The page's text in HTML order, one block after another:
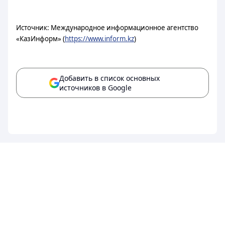
Источник: Международное информационное агентство
«КазИнформ» (https://www.inform.kz)
Добавить в список основных
источников в Google